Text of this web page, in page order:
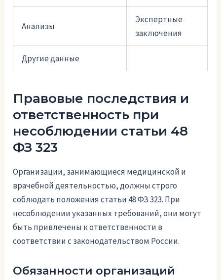
Анализы
Экспертные
заключения
Другие данные
Правовые последствия и
ответственность при
несоблюдении статьи 48
ФЗ 323
Организации, занимающиеся медицинской и
врачебной деятельностью, должны строго
соблюдать положения статьи 48 ФЗ 323. При
несоблюдении указанных требований, они могут
быть привлечены к ответственности в
соответствии с законодательством России.
Обязанности организаций